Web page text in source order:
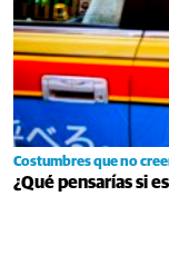
Costumbres que no
¿Qué pensarías si